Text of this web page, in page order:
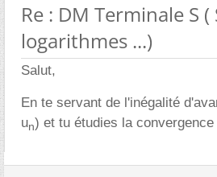
Re : DM Terminale S (
logarithmes ...)
Salut,
En te servant de l'inégalité
un) et tu étudies la convergence